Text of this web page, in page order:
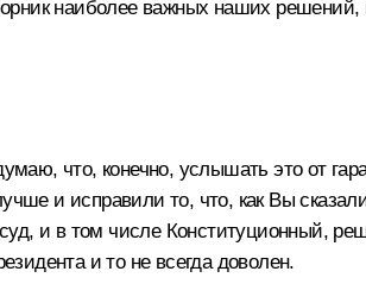
наиболее важных наших решений,
что, конечно, услышать это от
и исправили то, что, как Вы
и в том числе Конституционный,
и то не всегда доволен.